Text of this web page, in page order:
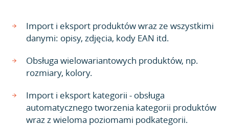
Import i eksport produktów wraz ze wszystkimi
danymi: opisy, zdjęcia, kody EAN itd.
Obsługa wielowariantowych produktów, np.
rozmiary, kolory.
Import i eksport kategorii - obsługa
automatycznego tworzenia kategorii produktów
wraz z wieloma poziomami podkategorii.